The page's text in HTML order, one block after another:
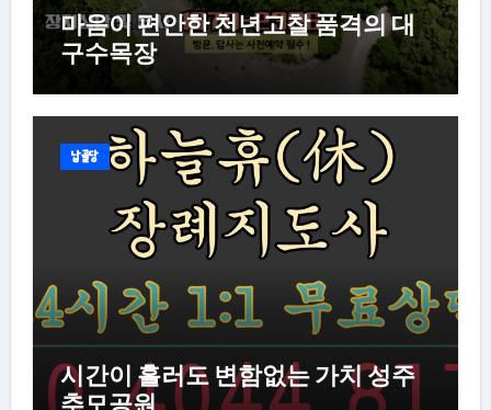
마음이 편안한 천년고찰 품격의 대
구수목장
납골당
시간이 흘러도 변함없는 가치 성주
추모공원